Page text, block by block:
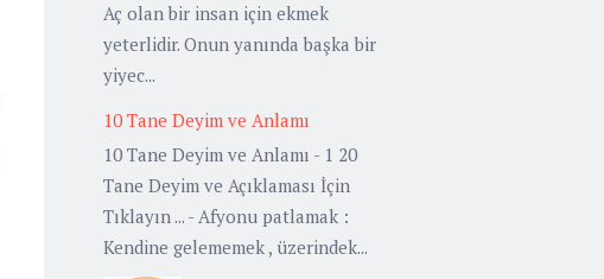
Aç olan bir insan için ekmek
yeterlidir. Onun yanında başka bir
yiyec...
10 Tane Deyim ve Anlamı
10 Tane Deyim ve Anlamı - 1 20
Tane Deyim ve Açıklaması İçin
Tıklayın ... - Afyonu patlamak :
Kendine gelememek , üzerindek...